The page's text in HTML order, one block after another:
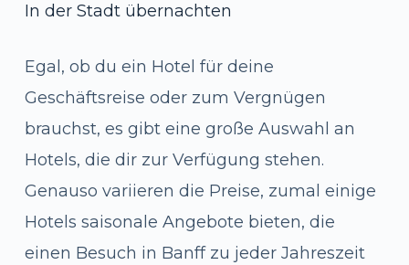
In der Stadt übernachten
Egal, ob du ein Hotel für deine
Geschäftsreise oder zum Vergnügen
brauchst, es gibt eine große Auswahl an
Hotels, die dir zur Verfügung stehen.
Genauso variieren die Preise, zumal einige
Hotels saisonale Angebote bieten, die
einen Besuch in Banff zu jeder Jahreszeit